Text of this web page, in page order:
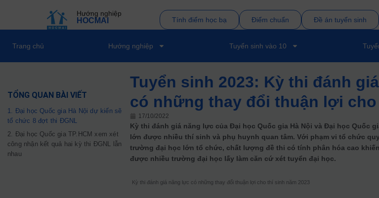
Hướng nghiệp
HOCMAI Tính điểm học bạ Điểm chuẩn Đề án tuyển sinh
Trang chủ Hướng nghiệp Tuyển sinh vào 10
TỔNG QUAN BÀI VIẾT
1. Đại học Quốc gia Hà Nội dự kiến sẽ
tổ chức 8 đợt thi ĐGNL
2. Đại học Quốc gia TP.HCM xem xét
công nhận kết quả hai kỳ thi ĐGNL lẫn
nhau
Tuyển sinh 2023: Kỳ thi đánh
có những thay đổi thuận lợi
17/10/2022
Kỳ thi đánh giá năng lực của Đại học Quốc gia Hà Nội và Đại học Quốc
lớn được nhiều thí sinh và phụ huynh quan tâm. Với phạm vi tổ chức
trường đại học lớn tổ chức, chất lượng đề thi có tính phân hóa cao
được nhiều trường đại học lấy làm căn cứ xét tuyển đại học.
Kỳ thi đánh giá năng lực có những thay đổi thuận lợi cho thí sinh năm 2023